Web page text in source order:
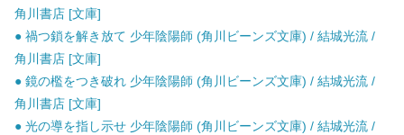
角川書店 [文庫]
● 禍つ鎖を解き放て 少年陰陽師 (角川ビーンズ文庫) / 結城光流 /
角川書店 [文庫]
● 鏡の檻をつき破れ 少年陰陽師 (角川ビーンズ文庫) / 結城光流 /
角川書店 [文庫]
● 光の導を指し示せ 少年陰陽師 (角川ビーンズ文庫) / 結城光流 /